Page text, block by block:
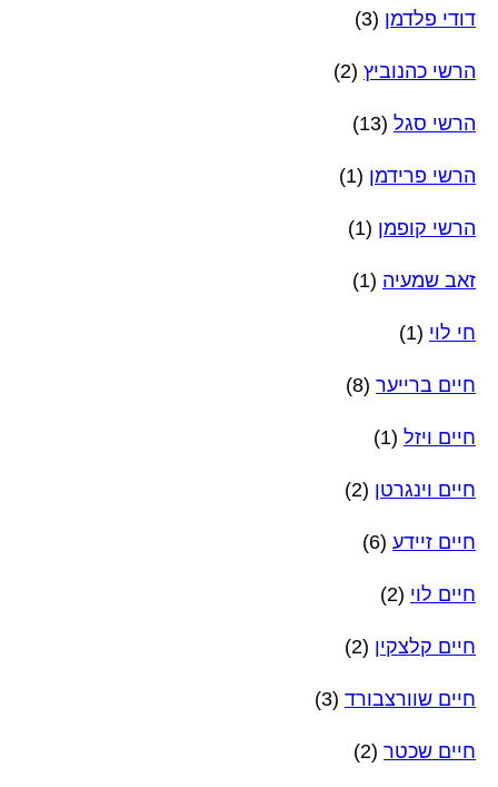
דודי פלדמן (3)
הרשי כהנוביץ (2)
הרשי סגל (13)
הרשי פרידמן (1)
הרשי קופמן (1)
זאב שמעיה (1)
חי לוי (1)
חיים ברייער (8)
חיים ויזל (1)
חיים וינגרטן (2)
חיים זיידע (6)
חיים לוי (2)
חיים קלצקין (2)
חיים שוורצבורד (3)
חיים שכטר (2)